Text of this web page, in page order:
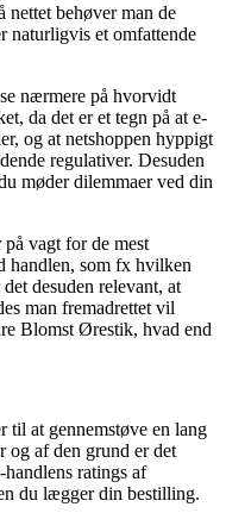
nettet behøver man de
naturligvis et omfattende
nærmere på hvorvidt
da det er et tegn på at e-
og at netshoppen hyppigt
regulativer. Desuden
møder dilemmaer ved din
vagt for de mest
handlen, som fx hvilken
desuden relevant, at
man fremadrettet vil
Blomst Ørestik, hvad end
til at gennemstøve en lang
af den grund er det
ratings af
du lægger din bestilling.